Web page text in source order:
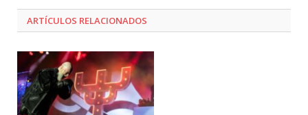
ARTÍCULOS RELACIONADOS